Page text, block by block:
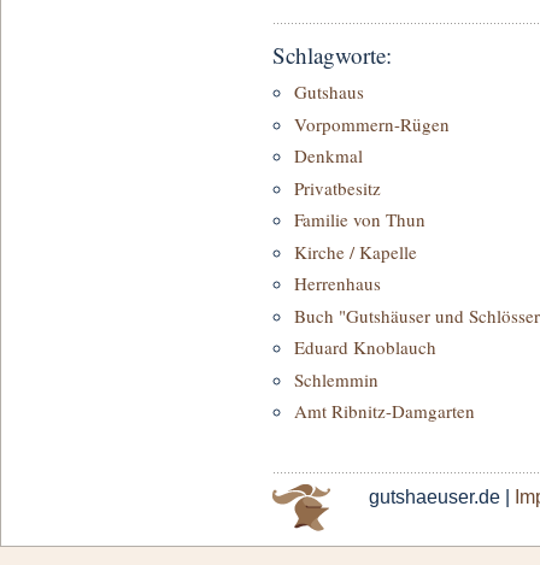
Schlagworte:
Gutshaus
Vorpommern-Rügen
Denkmal
Privatbesitz
Familie von Thun
Kirche / Kapelle
Herrenhaus
Buch "Gutshäuser und
Eduard Knoblauch
Schlemmin
Amt Ribnitz-Damgarten
gutshaeuser.de |